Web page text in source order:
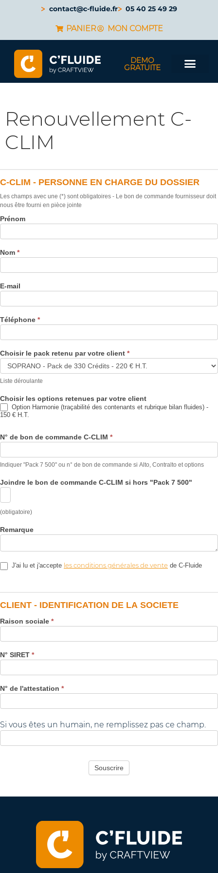
contact@c-fluide.fr 05 40 25 49 29
PANIER MON COMPTE
DEMO
GRATUITE
Renouvellement C-
CLIM
C-CLIM - PERSONNE EN CHARGE DU DOSSIER
Les champs avec une (*) sont obligatoires - Le bon de commande fournisseur doit
nous être fourni en pièce jointe
Prénom
Nom *
E-mail
Téléphone *
Choisir le pack retenu par votre client *
Liste déroulante
Choisir les options retenues par votre client
Option Harmonie (traçabilité des contenants et rubrique bilan fluides) -
150 € H.T.
N° de bon de commande C-CLIM *
Indiquer "Pack 7 500" ou n° de bon de commande si Alto, Contralto et options
Joindre le bon de commande C-CLIM si hors "Pack 7 500"
(obligatoire)
Remarque
J'ai lu et j'accepte les conditions générales de vente de C-Fluide
CLIENT - IDENTIFICATION DE LA SOCIETE
Raison sociale *
N° SIRET *
N° de l'attestation *
Si vous êtes un humain, ne remplissez pas ce champ.